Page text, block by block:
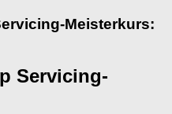
Meisterkurs:
Servicing-